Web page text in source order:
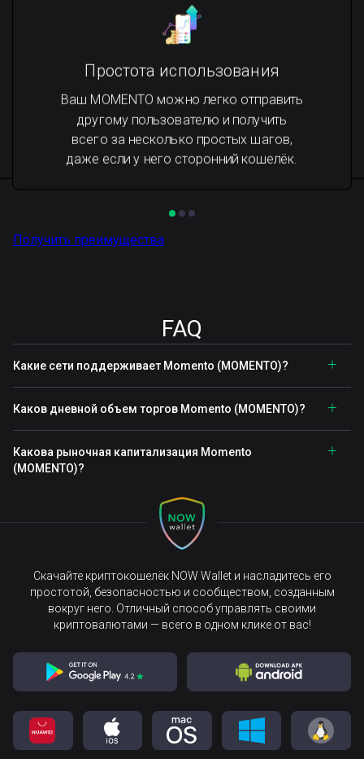
Простота использования
Ваш MOMENTO можно легко отправить
другому пользователю и получить
всего за несколько простых шагов,
даже если у него сторонний кошелёк.
Получить преимущества
FAQ
Какие сети поддерживает Momento (MOMENTO)?
Каков дневной объем торгов Momento (MOMENTO)?
Какова рыночная капитализация Momento
(MOMENTO)?
Скачайте криптокошелёк NOW Wallet и насладитесь его
простотой, безопасностью и сообществом, созданным
вокруг него. Отличный способ управлять своими
криптовалютами — всего в одном клике от вас!